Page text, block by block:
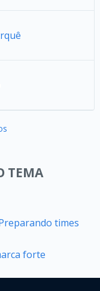
TEMA
times
forte